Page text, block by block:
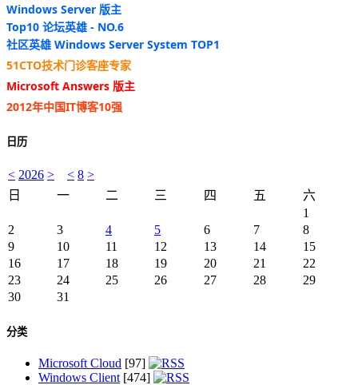
Windows Server 版主
Top10 论坛英雄 - NO.6
社区英雄 Windows Server System TOP1
51CTO技术门诊客座专家
Microsoft Answers 版主
2012年中国IT博客10强
日历
< 2026 > < 8 >
日
一 二 三 四 五
六
1
2
3 4 5 6 7
8
9
10 11 12 13 14
15
16
17 18 19 20 21
22
23
24 25 26 27 28
29
30
31
分类
Microsoft Cloud [97]
Windows Client[474]